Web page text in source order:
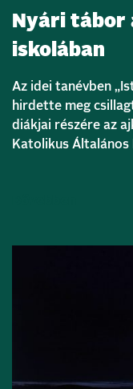
Nyári tábor
iskolában
Az idei tanévben
hirdette meg
diákjai részére az
Katolikus Általános